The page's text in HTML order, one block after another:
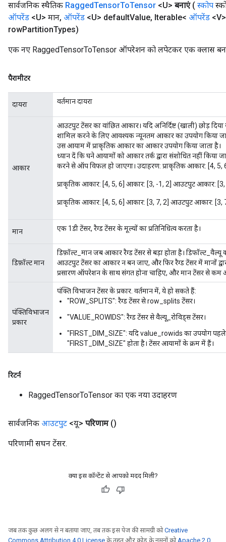
सार्वजनिक स्थैतिक RaggedTensorToTensor <U> बनाएं ( स्कोप
ऑपरेंड <U> मान, ऑपरेंड <U> defaultValue, Iterable< ऑपरेंड
rowPartitionTypes)
एक नए RaggedTensorToTensor ऑपरेशन को लपेटकर एक क्लास
पैरामीटर
दायरा वर्तमान दायरा
आकार
आउटपुट टेंसर का वांछित आकार। यदि अनिर्दिष्ट (खाली) छोड़
शामिल करने के लिए आवश्यक न्यूनतम आकार का उपयोग किया
उस आयाम में प्राकृतिक आकार का आकार उपयोग किया जाता है।
ध्यान दें कि घने आयामों को आकार तर्क द्वारा संशोधित नहीं
करने से ऑप विफल हो जाएगा। उदाहरण: प्राकृतिक आकार: [4,
प्राकृतिक आकार: [4, 5, 6] आकार: [3, -1, 2] आउटपुट आकार: [3,
प्राकृतिक आकार: [4, 5, 6] आकार: [3, 7, 2] आउटपुट आकार: [3,
मान एक 1डी टेंसर, रैग्ड टेंसर के मूल्यों का प्रतिनिधित्व करता है।
डिफ़ॉल्ट मान
डिफ़ॉल्ट_मान जब आकार रैग्ड टेंसर से बड़ा होता है।
आउटपुट टेंसर का आकार न बन जाए, और फिर रैग्ड टेंसर में मानों
प्रसारण ऑपरेशन के साथ संगत होना चाहिए, और मान टेंसर से कम
पंक्तिविभाजन
प्रकार
पंक्ति विभाजन टेंसर के प्रकार. वर्तमान में, ये हो सकते हैं:
"ROW_SPLITS": रैग्ड टेंसर से row_splits टेंसर।
"VALUE_ROWIDS": रैग्ड टेंसर से वैल्यू_रोविड्स टेंसर।
"FIRST_DIM_SIZE": यदि value_rowids का उपयोग
"FIRST_DIM_SIZE" होता है। टेंसर आयामों के क्रम में हैं।
रिटर्न
RaggedTensorToTensor का एक नया उदाहरण
सार्वजनिक आउटपुट <यू> परिणाम ()
परिणामी सघन टेंसर.
क्या इस कॉन्टेंट से आपको मदद मिली?
जब तक कुछ अलग से न बताया जाए, तब तक इस पेज की सामग्री कोCreative
Commons Attribution 4.0 License के तहत और कोड के नमूनों को Apache 2.0